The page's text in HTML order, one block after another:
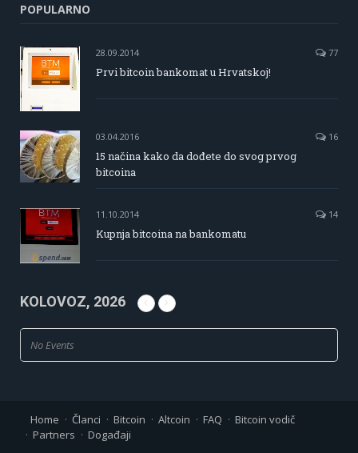
POPULARNO
28.09.2014 77
Prvi bitcoin bankomat u Hrvatskoj!
03.04.2016 16
15 načina kako da dođete do svog prvog
bitcoina
11.10.2014 14
Kupnja bitcoina na bankomatu
KOLOVOZ, 2026
No Events
Home Članci Bitcoin Altcoin FAQ
Bitcoin vodič
Partners
Događaji